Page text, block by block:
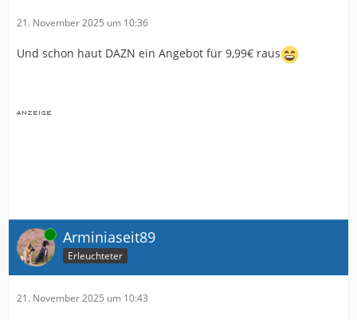
21. November 2025 um 10:36
Und schon haut DAZN ein Angebot für 9,99€ raus
Online Arminiaseit89
Erleuchteter
21. November 2025 um 10:43